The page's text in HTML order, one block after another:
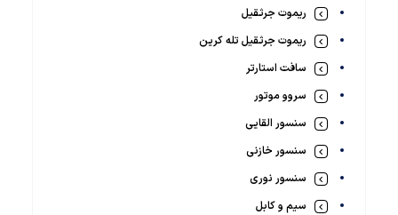
ریموت جرثقیل
ریموت جرثقیل تله کرین
سافت استارتر
سروو موتور
سنسور القایی
سنسور خازنی
سنسور نوری
سیم و کابل